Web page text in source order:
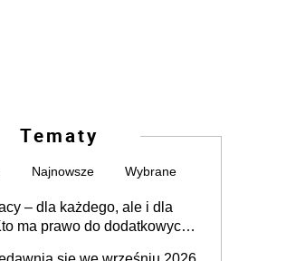
Tematy
Najnowsze Wybrane
– dla każdego, ale i dla
ma prawo do dodatkowych